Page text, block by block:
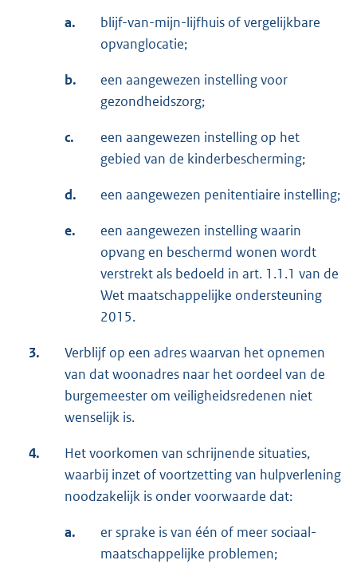
a.
blijf-van-mijn-lijfhuis of vergelijkbare
opvanglocatie;
b.
een aangewezen instelling voor
gezondheidszorg;
c.
een aangewezen instelling op het
gebied van de kinderbescherming;
d. een aangewezen penitentiaire instelling;
e.
een aangewezen instelling waarin
opvang en beschermd wonen wordt
verstrekt als bedoeld in art. 1.1.1 van de
Wet maatschappelijke ondersteuning
2015.
3.
Verblijf op een adres waarvan het opnemen
van dat woonadres naar het oordeel van de
burgemeester om veiligheidsredenen niet
wenselijk is.
4.
Het voorkomen van schrijnende situaties,
waarbij inzet of voortzetting van hulpverlening
noodzakelijk is onder voorwaarde dat:
a.
er sprake is van één of meer sociaal-
maatschappelijke problemen;